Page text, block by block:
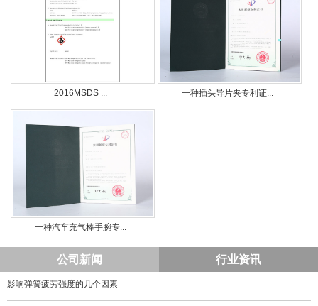
2016MSDS ... 一种插头导片夹专利证...
一种汽车充气棒手腕专...
公司新闻 行业资讯
影响弹簧疲劳强度的几个因素